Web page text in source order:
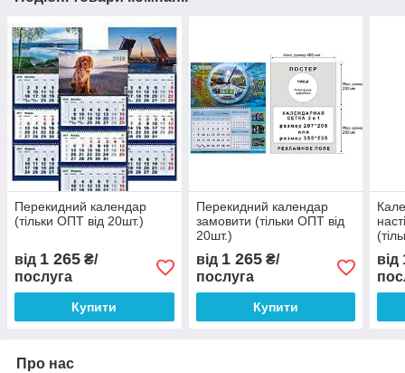
Перекидний календар
(тільки ОПТ від 20шт.)
від 1 265 ₴/
послуга
Купити
Перекидний календар
замовити (тільки ОПТ від
20шт.)
від 1 265₴/
послуга
Купити
від
Про нас